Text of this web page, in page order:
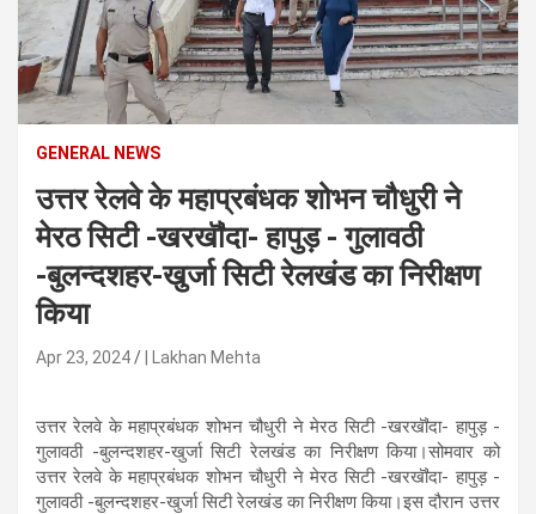
GENERAL NEWS
उत्तर रेलवे के महाप्रबंधक शोभन चौधुरी ने
मेरठ सिटी -खरखॏदा- हापुड़ - गुलावठी
-बुलन्दशहर-खुर्जा सिटी रेलखंड का निरीक्षण
किया
Apr 23, 2024 | Lakhan Mehta
उत्तर रेलवे के महाप्रबंधक शोभन चौधुरी ने मेरठ सिटी -खरखॏदा- हापुड़ -
गुलावठी -बुलन्दशहर-खुर्जा सिटी रेलखंड का निरीक्षण किया।सोमवार को
उत्तर रेलवे के महाप्रबंधक शोभन चौधुरी ने मेरठ सिटी -खरखॏदा- हापुड़ -
गुलावठी -बुलन्दशहर-खुर्जा सिटी रेलखंड का निरीक्षण किया।इस दौरान उत्तर